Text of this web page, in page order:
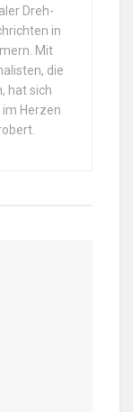
Dreh-
in
Mit
die
hat sich
Herzen